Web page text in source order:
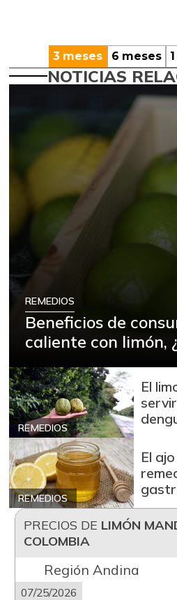
3 meses 6 meses
NOTICIAS
REMEDIOS
Beneficios de
caliente con limón,
REMEDIOS
El
REMEDIOS
El
PRECIOS DE LIMÓN
COLOMBIA
Región Andina
07/25/2026